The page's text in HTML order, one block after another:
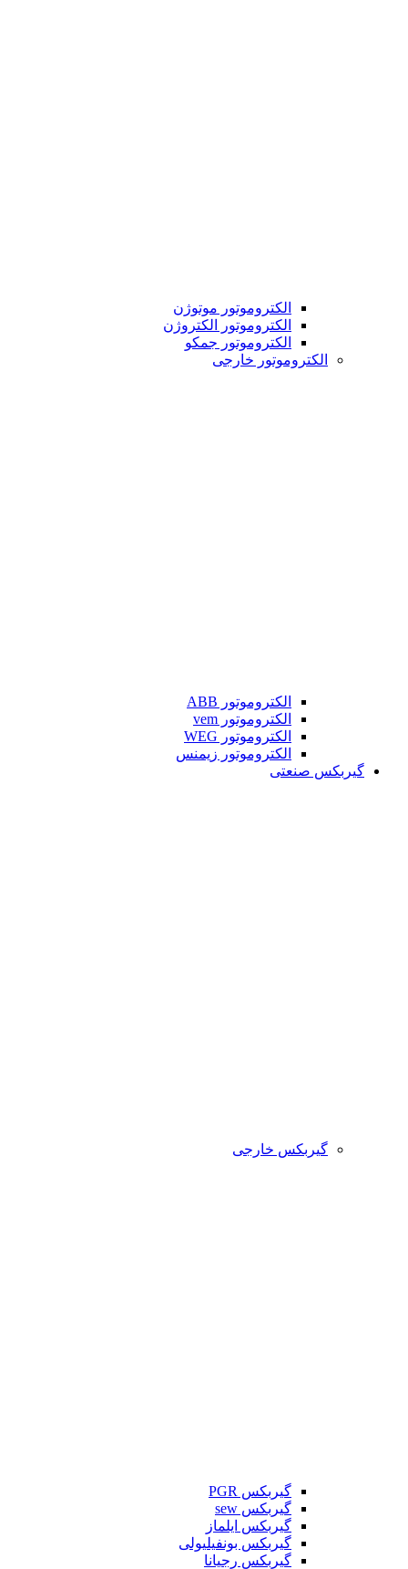
الکتروموتور موتوژن
الکتروموتور الکتروژن
الکتروموتور جمکو
الکتروموتور خارجی
الکتروموتور ABB
الکتروموتور vem
الکتروموتور WEG
الکتروموتور زیمنس
گیربکس صنعتی
گیربکس خارجی
گیربکس PGR
گیربکس sew
گیربکس ایلماز
گیربکس بونفیلیولی
گیربکس رجیانا